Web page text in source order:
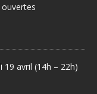
19 avril (14h – 22h)